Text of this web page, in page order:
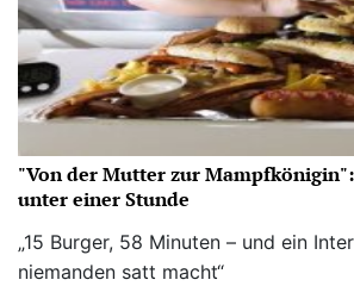
"Von der Mutter zur
unter einer Stunde
„15 Burger, 58 Minuten – und ein
niemanden satt macht“